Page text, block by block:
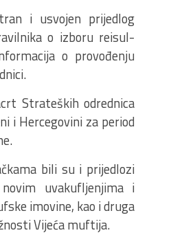
i usvojen prijedlog
o izboru reisul-
o provođenju
Strateških odrednica
i Hercegovini za period
bili su i prijedlozi
uvakufljenjima i
imovine, kao i druga
Vijeća muftija.